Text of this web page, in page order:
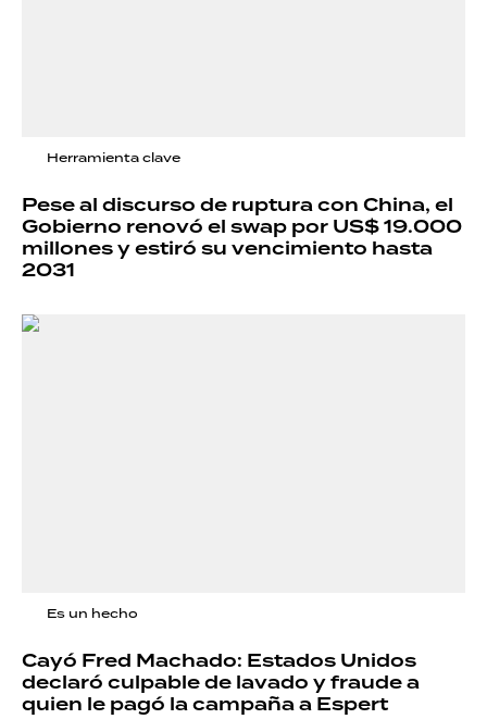
Herramienta clave
Pese al discurso de ruptura con China, el
Gobierno renovó el swap por US$ 19.000
millones y estiró su vencimiento hasta
2031
Es un hecho
Cayó Fred Machado: Estados Unidos
declaró culpable de lavado y fraude a
quien le pagó la campaña a Espert